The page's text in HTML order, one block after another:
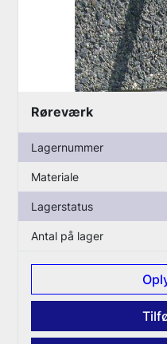
Røreværk
Lagernummer
Materiale
Lagerstatus
Antal på lager